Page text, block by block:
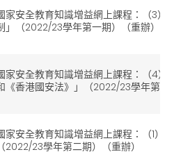
家安全教育知識增益網上課程：（3）
」（2022/23學年第一期）（重辦）
家安全教育知識增益網上課程：（4）
《香港國安法》」（2022/23學年第一
家安全教育知識增益網上課程：（1）
（2022/23學年第二期）（重辦）